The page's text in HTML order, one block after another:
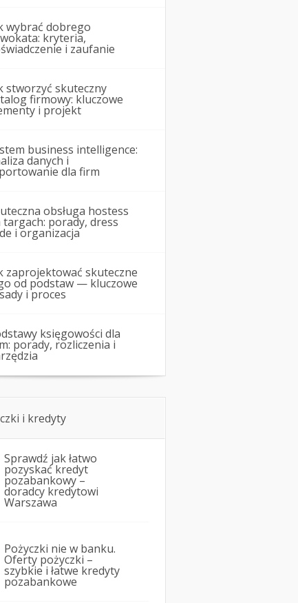
wybrać dobrego
kryteria,
i zaufanie
stworzyć skuteczny
firmowy: kluczowe
i projekt
business intelligence:
danych i
dla firm
obsługa hostess
targach: porady, dress
i organizacja
zaprojektować skuteczne
od podstaw — kluczowe
i proces
księgowości dla
porady, rozliczenia i
i kredyty
Sprawdź jak łatwo
pozyskać kredyt
pozabankowy –
doradcy kredytowi
Warszawa
Pożyczki nie w banku.
Oferty pożyczki –
szybkie i łatwe kredyty
pozabankowe